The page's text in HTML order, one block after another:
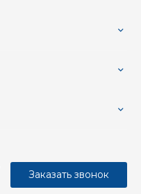
Заказать звонок